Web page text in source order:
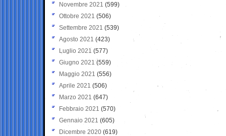
Novembre 2021 (599)
Ottobre 2021 (506)
Settembre 2021 (539)
Agosto 2021 (423)
Luglio 2021 (577)
Giugno 2021(559)
Maggio 2021 (556)
Aprile 2021 (506)
Marzo 2021 (647)
Febbraio 2021 (570)
Gennaio 2021 (605)
Dicembre 2020 (619)